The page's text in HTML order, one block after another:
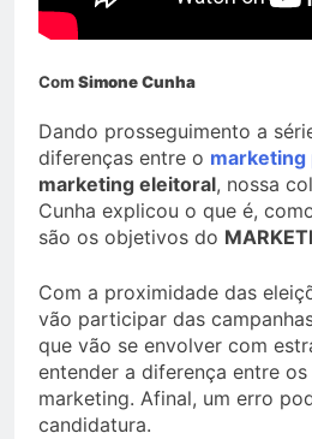
ComSimone Cunha
Dando prosseguimento a
diferenças entre o marketing
marketing eleitoral, nossa
Cunha explicou o que é,
são os objetivos do
Com a proximidade das
vão participar das
que vão se envolver com
entender a diferença entre
marketing. Afinal, um erro
candidatura.